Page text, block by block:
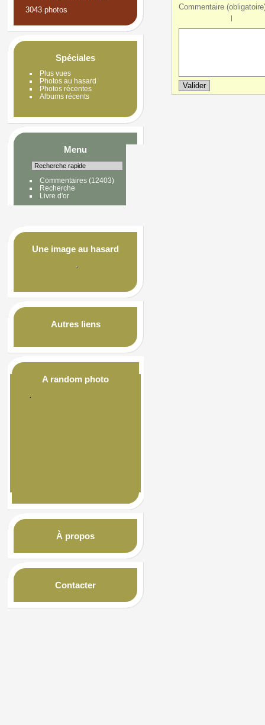
3043 photos
Spéciales
Plus vues
Photos au hasard
Photos récentes
Albums récents
Menu
Commentaires(12403)
Recherche
Livre d'or
Une image au hasard
Autres liens
A random photo
À propos
Contacter
Commentaire
|